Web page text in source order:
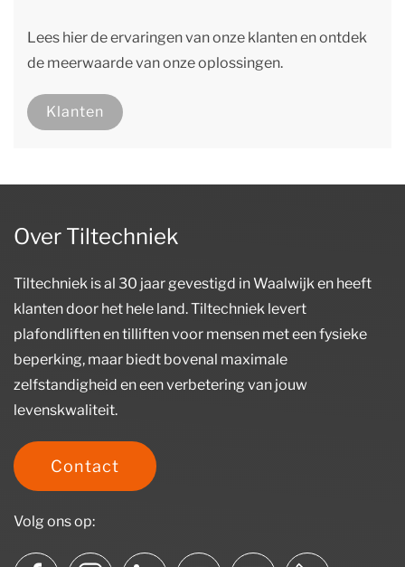
Lees hier de ervaringen van onze klanten en ontdek
de meerwaarde van onze oplossingen.
Klanten
Over Tiltechniek
Tiltechniek is al 30 jaar gevestigd in Waalwijk en heeft
klanten door het hele land. Tiltechniek levert
plafondliften en tilliften voor mensen met een fysieke
beperking, maar biedt bovenal maximale
zelfstandigheid en een verbetering van jouw
levenskwaliteit.
Contact
Volg ons op: